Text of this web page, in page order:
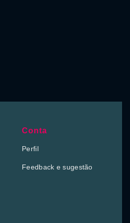
Conta
Perfil
Feedback e sugestão